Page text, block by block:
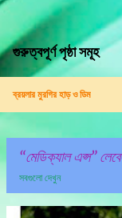
গুরুত্বপূর্ণ পৃষ্ঠা সমূহ
ব্রয়লার মুরগির হাড় ও ডিম
মেডিক্যাল এপ্স
সবগুলো দেখুন